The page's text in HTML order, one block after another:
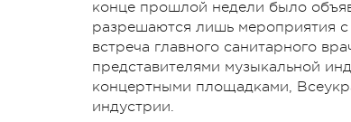
конце прошлой недели было
разрешаются лишь мероприятия с
встреча главного санитарного
представителями музыкальной
концертными площадками,
индустрии.